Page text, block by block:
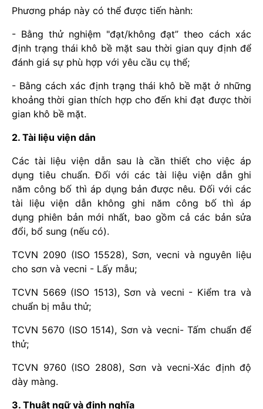
Phương pháp này có thể được tiến hành:
- Bằng thử nghiệm "đạt/không đạt” theo cách xác
định trạng thái khô bề mặt sau thời gian quy định để
đánh giá sự phù hợp với yêu cầu cụ thể;
- Bằng cách xác định trạng thái khô bề mặt ở những
khoảng thời gian thích hợp cho đến khi đạt được thời
gian khô bề mặt.
2. Tài liệu viện dẫn
Các tài liệu viện dẫn sau là cần thiết cho việc áp
dụng tiêu chuẩn. Đối với các tài liệu viện dẫn ghi
năm công bố thì áp dụng bản được nêu. Đối với các
tài liệu viện dẫn không ghi năm công bố thì áp
dụng phiên bản mới nhất, bao gồm cả các bản sửa
đổi, bổ sung (nếu có).
TCVN 2090 (ISO 15528), Sơn, vecni và nguyên liệu
cho sơn và vecni - Lấy mẫu;
TCVN 5669 (ISO 1513), Sơn và vecni - Kiểm tra và
chuẩn bị mẫu thử;
TCVN 5670 (ISO 1514), Sơn và vecni- Tấm chuẩn để
thử;
TCVN 9760 (ISO 2808), Sơn và vecni-Xác định độ
dày màng.
3. Thuật ngữ và định nghĩa